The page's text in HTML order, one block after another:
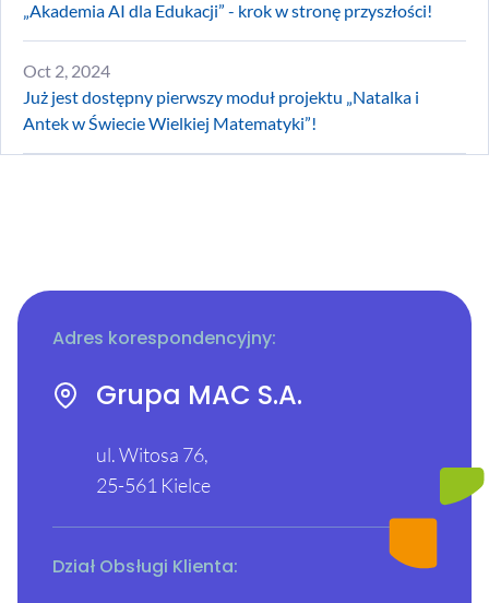
„Akademia AI dla Edukacji” - krok w stronę przyszłości!
Oct 2, 2024
Już jest dostępny pierwszy moduł projektu „Natalka i
Antek w Świecie Wielkiej Matematyki”!
Adres korespondencyjny:
Grupa MAC S.A.
ul. Witosa 76,
25-561 Kielce
Dział Obsługi Klienta: